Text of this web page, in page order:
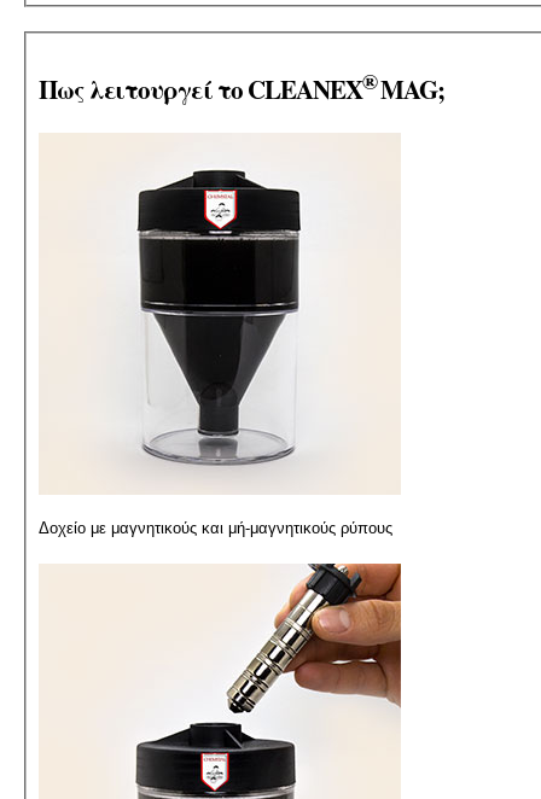
Πως λειτουργεί το CLEANEX®MAG;
Δοχείο με μαγνητικούς και μή-μαγνητικούς ρύπους